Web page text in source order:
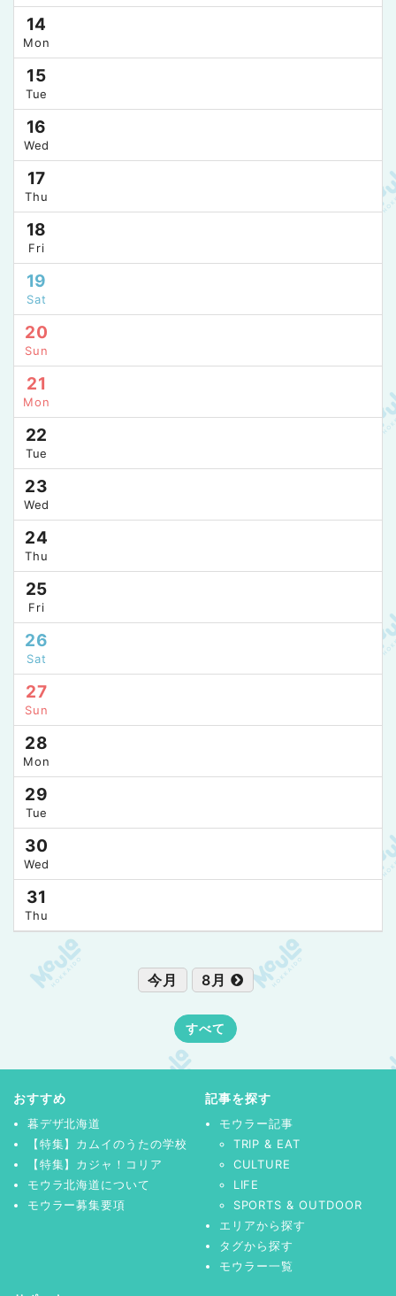
14
Mon
15
Tue
16
Wed
17
Thu
18
Fri
19
Sat
20
Sun
21
Mon
22
Tue
23
Wed
24
Thu
25
Fri
26
Sat
27
Sun
28
Mon
29
Tue
30
Wed
31
Thu
今月 8月
すべて
おすすめ
暮デザ北海道
【特集】カムイのうたの学校
【特集】カジャ！コリア
モウラ北海道について
モウラー募集要項
記事を探す
モウラー記事
TRIP & EAT
CULTURE
LIFE
SPORTS & OUTDOOR
エリアから探す
タグから探す
モウラー一覧